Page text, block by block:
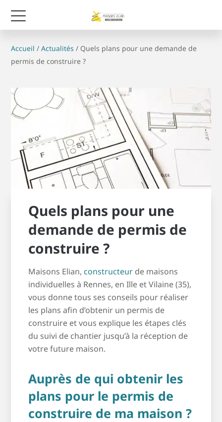
Accueil /Actualités / Quels plans pour une demande de
permis de construire ?
Quels plans pour une
demande de permis de
construire ?
Maisons Elian, constructeur de maisons
individuelles à Rennes, en Ille et Vilaine (35),
vous donne tous ses conseils pour réaliser
les plans afin d’obtenir un permis de
construire et vous explique les étapes clés
du suivi de chantier jusqu’à la réception de
votre future maison.
Auprès de qui obtenir les
plans pour le permis de
construire de ma maison ?